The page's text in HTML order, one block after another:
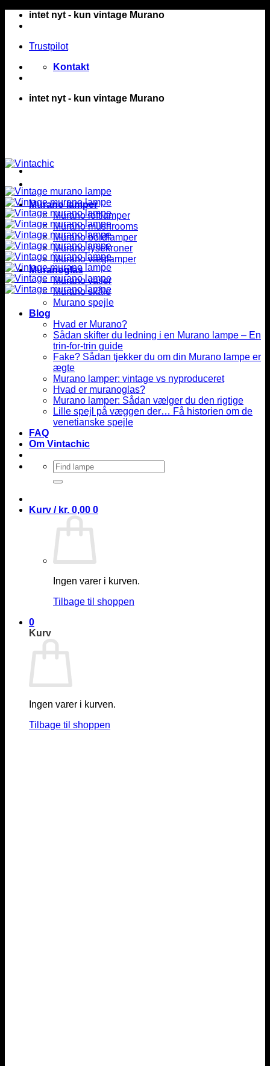
Fortsætintet nyt - kun vintage Murano
Trustpilot
Kontakt
intet nyt - kun vintage Murano
Murano lamper
Murano loftlamper
Murano mushrooms
Murano bordlamper
Murano lysekroner
Murano væglamper
Muranoglas
Murano vaser
Murano skåle
Murano spejle
Blog
Hvad er Murano?
Sådan skifter du ledning i en Murano lampe – En
trin-for-trin guide
Fake? Sådan tjekker du om din Murano lampe er
ægte
Murano lamper: vintage vs nyproduceret
Hvad er muranoglas?
Murano lamper: Sådan vælger du den rigtige
Lille spejl på væggen der… Få historien om de
venetianske spejle
FAQ
Om Vintachic
Søg
efter:
Kurv / kr. 0,00 0
Ingen varer i kurven.
Tilbage til shoppen
0
Kurv
Ingen varer i kurven.
Tilbage til shoppen